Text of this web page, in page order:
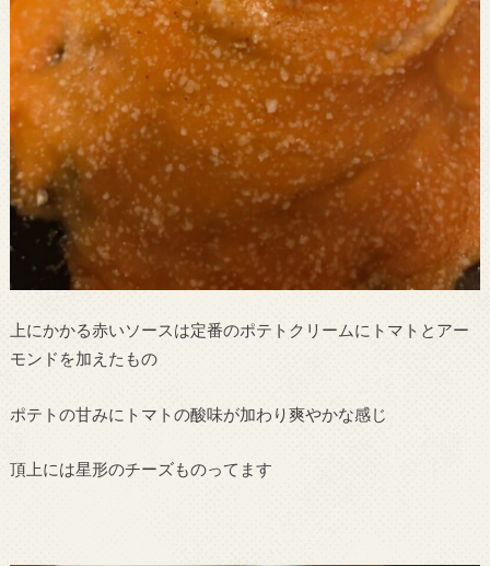
上にかかる赤いソースは定番のポテトクリームにトマトとアー
モンドを加えたもの
ポテトの甘みにトマトの酸味が加わり爽やかな感じ
頂上には星形のチーズものってます